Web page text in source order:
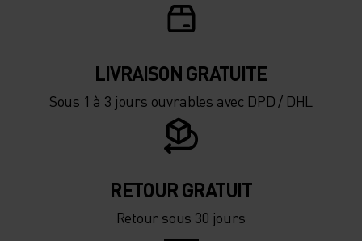
-20°
-30°
-20°
-30°
LIVRAISON GRATUITE
Sous 1 à 3 jours ouvrables avec DPD / DHL
RETOUR GRATUIT
Retour sous 30 jours